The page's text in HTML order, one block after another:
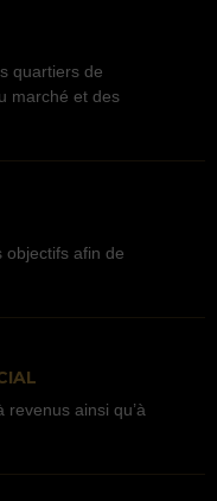
quartiers de
marché et des
objectifs afin de
ainsi qu’à